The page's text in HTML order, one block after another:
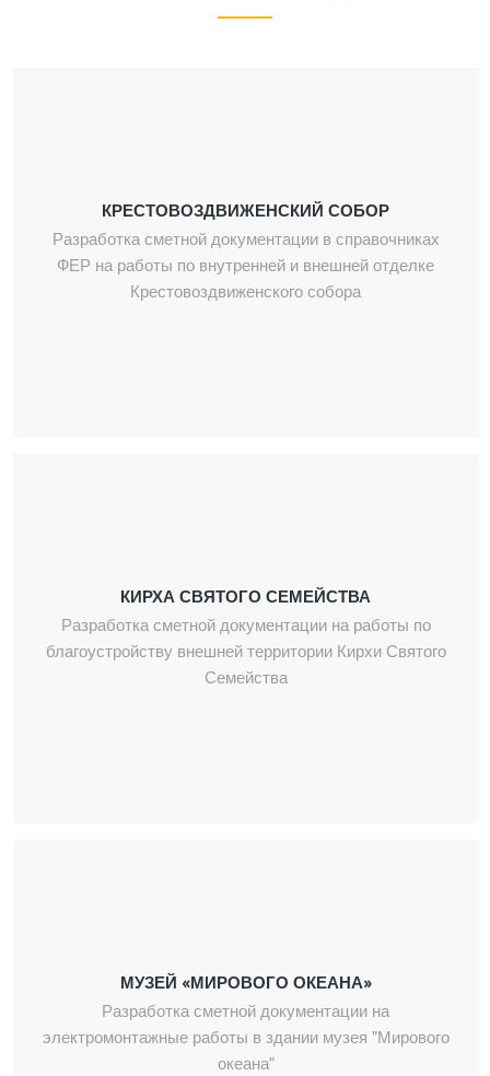
КРЕСТОВОЗДВИЖЕНСКИЙ СОБОР
Разработка сметной документации в справочниках
ФЕР на работы по внутренней и внешней отделке
Крестовоздвиженского собора
КИРХА СВЯТОГО СЕМЕЙСТВА
Разработка сметной документации на работы по
благоустройству внешней территории Кирхи Святого
Семейства
МУЗЕЙ «МИРОВОГО ОКЕАНА»
Разработка сметной документации на
электромонтажные работы в здании музея "Мирового
океана"